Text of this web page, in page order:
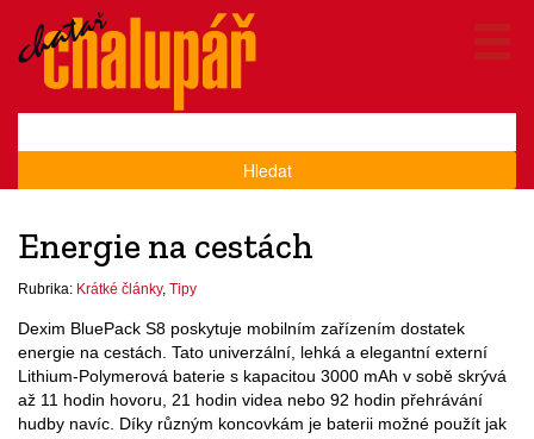
Hledat
Energie na cestách
Rubrika: Krátké články, Tipy
Dexim BluePack S8 poskytuje mobilním zařízením dostatek
energie na cestách. Tato univerzální, lehká a elegantní externí
Lithium-Polymerová baterie s kapacitou 3000 mAh v sobě skrývá
až 11 hodin hovoru, 21 hodin videa nebo 92 hodin přehrávání
hudby navíc. Díky různým koncovkám je baterii možné použít jak